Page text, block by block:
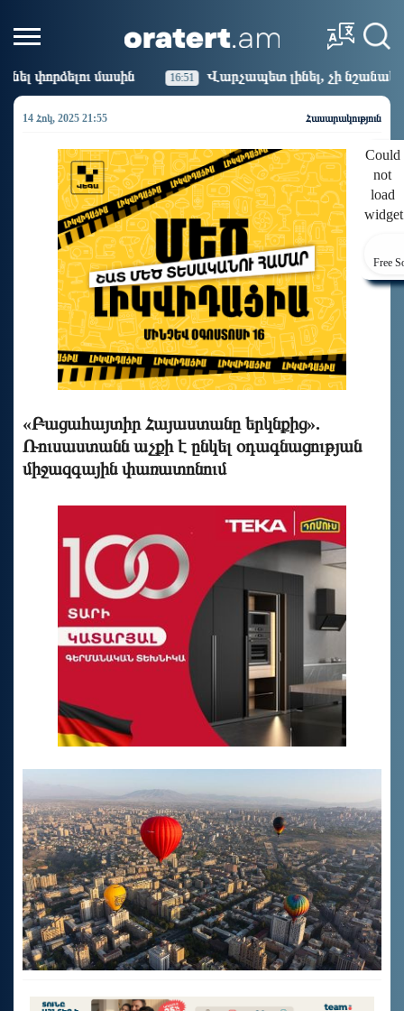
16:51 Վարչապետ լինել, չի նշանակում ինչ ուզել անել
14 Հոկ, 2025 21:55 Հասարակություն
Could
not
load
Free
«Բացահայտիր Հայաստանը երկնքից».
Ռուսաստանն աչքի է ընկել օդագնացության
միջազգային փառատոնում